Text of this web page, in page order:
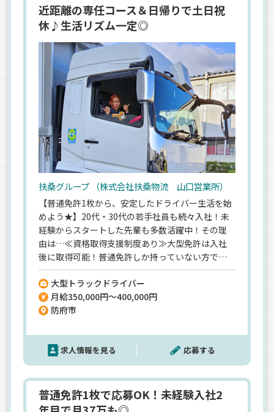
近距離の専任コース＆日帰りで土日祝
休♪生活リズム一定◎
扶桑グループ （株式会社扶桑物流 山口営業所）
【普通免許1枚から、安定したドライバー生活を始
めよう★】20代・30代の若手社員も続々入社！未
経験からスタートした先輩も多数活躍中！その理
由は…≪資格取得支援制度あり≫大型免許は入社
後に取得可能！普通免許しか持っていない方でも
安心してチャレンジOK！≪土日祝休みの完全週休2
日制≫週末はしっかりリフレッシュ♪大型連休も
年3回あり◎≪未経験者向けの研修制度が充実≫座
学や運転練習、先輩との横乗り研修を通してじっ
ートも大切にしたい」そんな方にピッタリの環境
です。未経験から新しいキャリアをスタートしませ
んか？
大型トラックドライバー
月給350,000円～400,000円
防府市
求人情報を見る 応募する
普通免許1枚で応募OK！未経験入社2